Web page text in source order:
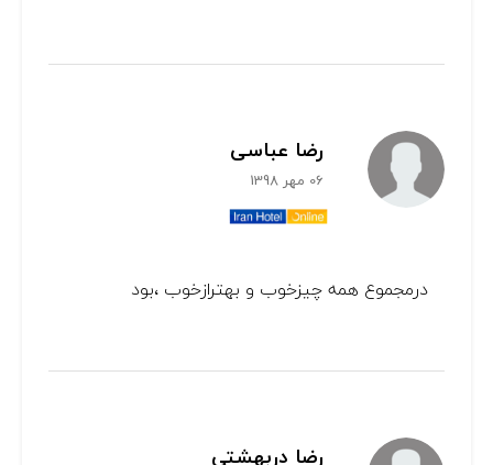
رضا عباسی
06 مهر 1398
درمجموع همه چیزخوب و بهترازخوب ،بود
رضا دربهشتی